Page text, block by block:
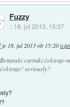
Fuzzy
:: 18. jul 2013, 15:37
je 18. jul 2013 ob 15:20
Britanski cariniki čekirajo
čekirajo? seriously?